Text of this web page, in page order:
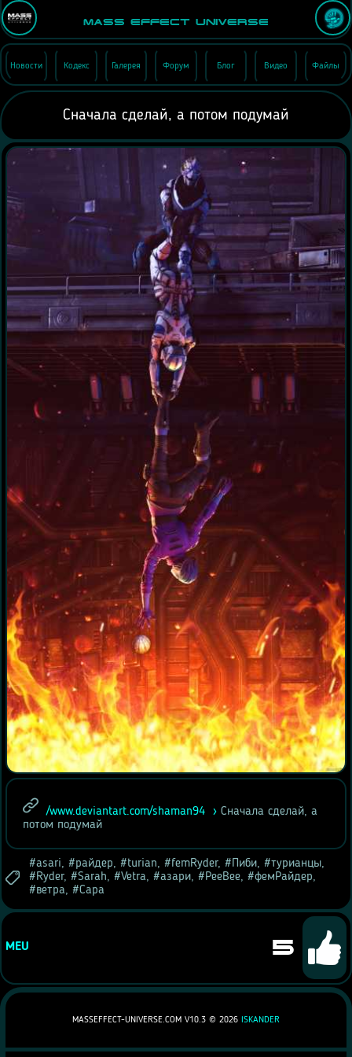
Mass Effect Universe
Новости Кодекс Галерея Форум Блог Видео Файлы
Сначала сделай, а потом подумай
/www.deviantart.com/shaman94
Сначала сделай, а
потом подумай
asari, райдер, turian, femRyder, Пиби, турианцы,
Ryder, Sarah, Vetra, азари, PeeBee, фемРайдер,
ветра, Сара
MEU 5
MASSEFFECT-UNIVERSE.COM V10.3 © 2026 ISKANDER